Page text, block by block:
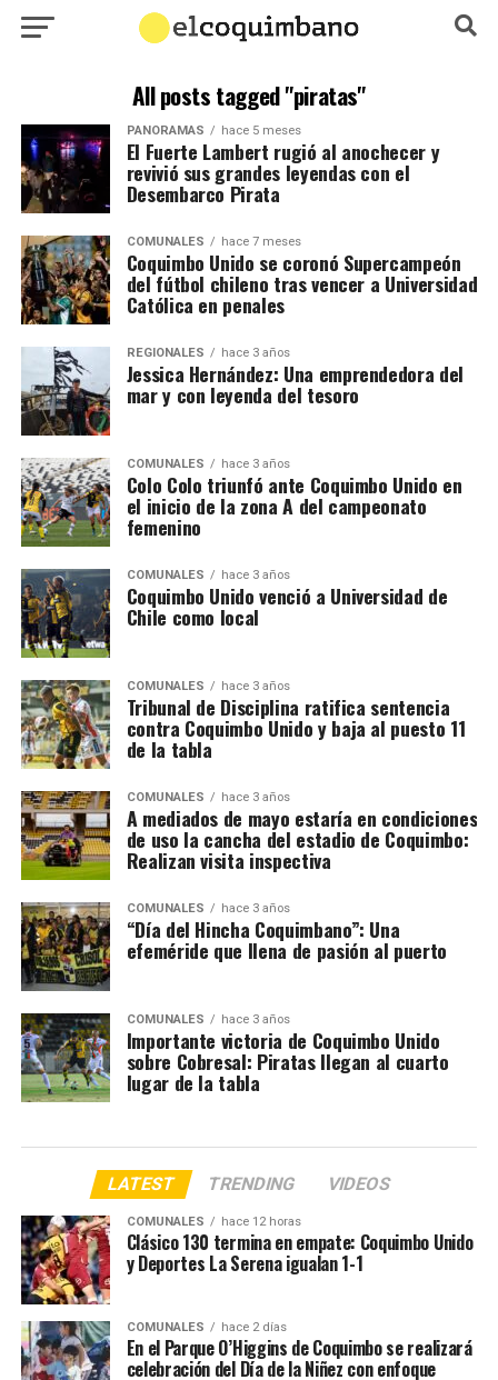
All posts tagged "piratas"
PANORAMAS hace 5 meses
El Fuerte Lambert rugió al anochecer y
revivió sus grandes leyendas con el
Desembarco Pirata
COMUNALES hace 7 meses
Coquimbo Unido se coronó Supercampeón
del fútbol chileno tras vencer a Universidad
Católica en penales
REGIONALES hace 3 años
Jessica Hernández: Una emprendedora del
mar y con leyenda del tesoro
COMUNALES hace 3 años
Colo Colo triunfó ante Coquimbo Unido en
el inicio de la zona A del campeonato
femenino
COMUNALES hace 3 años
Coquimbo Unido venció a Universidad de
Chile como local
COMUNALES hace 3 años
Tribunal de Disciplina ratifica sentencia
contra Coquimbo Unido y baja al puesto 11
de la tabla
COMUNALES hace 3 años
A mediados de mayo estaría en condiciones
de uso la cancha del estadio de Coquimbo:
Realizan visita inspectiva
COMUNALES hace 3 años
“Día del Hincha Coquimbano”: Una
efeméride que llena de pasión al puerto
COMUNALES hace 3 años
Importante victoria de Coquimbo Unido
sobre Cobresal: Piratas llegan al cuarto
lugar de la tabla
LATEST TRENDING VIDEOS
COMUNALES hace 12 horas
Clásico 130 termina en empate: Coquimbo Unido
y Deportes La Serena igualan 1-1
COMUNALES hace 2 días
En el Parque O’Higgins de Coquimbo se realizará
celebración del Día de la Niñez con enfoque